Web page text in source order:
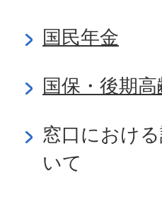
国民年金
国保・後期
窓口におけ
いて